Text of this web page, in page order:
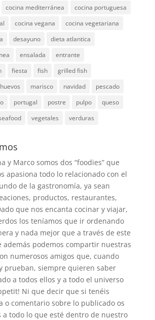
cocina mediterránea
cocina portuguesa
cocina vegana
cocina vegetariana
desayuno
dieta atlantica
ensalada
entrante
fiesta fish
grilled fish
huevos marisco navidad
pescado
portugal postre pulpo
queso
vegetales verduras
y Marco somos dos “foodies” que
apasiona todo lo relacionado con el
de la gastronomía, ya sean
productos, restaurantes,
que nos encanta cocinar y viajar,
los teníamos que ir ordenando
y nada mejor que a través de este
además podemos compartir nuestras
numerosos amigos que, cuando
prueban, siempre quieren saber
a todos ellos y a todo el universo
Ni que decir que si tenéis
o comentario sobre lo publicado os
a todo lo que esté dentro de nuestro